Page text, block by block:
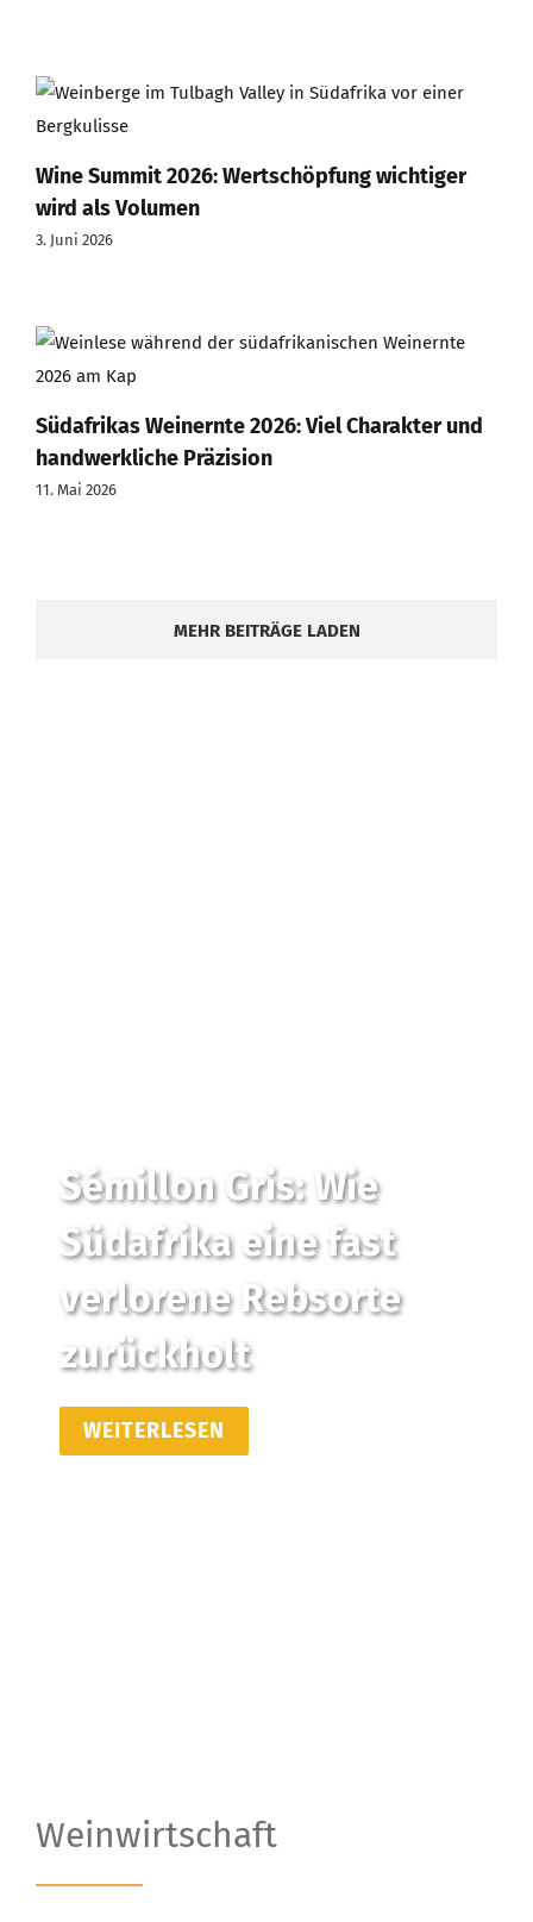
Wine Summit 2026: Wertschöpfung wichtiger
wird als Volumen
3. Juni 2026
Südafrikas Weinernte 2026: Viel Charakter und
handwerkliche Präzision
11. Mai 2026
MEHR BEITRÄGE LADEN
Sémillon Gris: Wie
Südafrika eine fast
verlorene Rebsorte
zurückholt
WEITERLESEN
Weinwirtschaft